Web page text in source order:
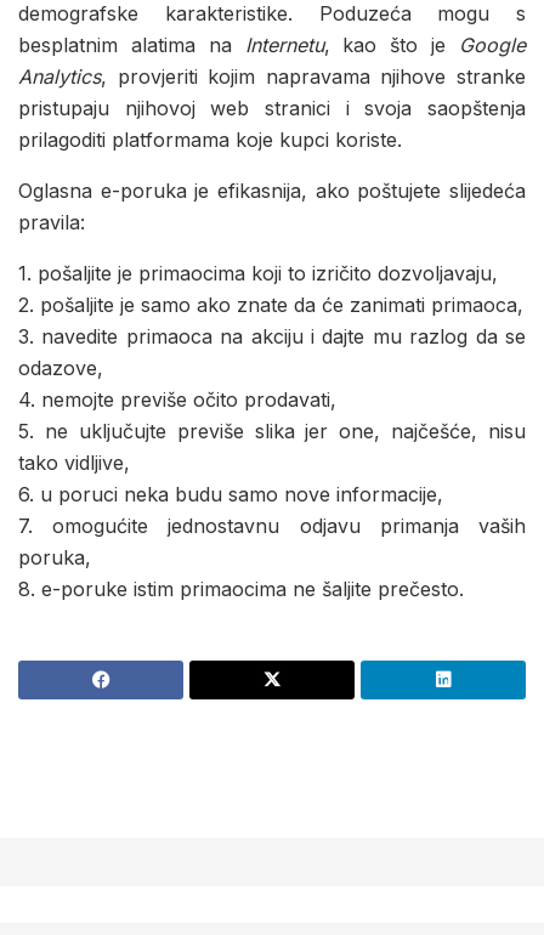
demografske karakteristike. Poduzeća mogu s
besplatnim alatima na Internetu, kao što je Google
Analytics, provjeriti kojim napravama njihove stranke
pristupaju njihovoj web stranici i svoja saopštenja
prilagoditi platformama koje kupci koriste.
Oglasna e-poruka je efikasnija, ako poštujete slijedeća
pravila:
1. pošaljite je primaocima koji to izričito dozvoljavaju,
2. pošaljite je samo ako znate da će zanimati primaoca,
3. navedite primaoca na akciju i dajte mu razlog da se
odazove,
4. nemojte previše očito prodavati,
5. ne uključujte previše slika jer one, najčešće, nisu
tako vidljive,
6. u poruci neka budu samo nove informacije,
7. omogućite jednostavnu odjavu primanja vaših
poruka,
8. e-poruke istim primaocima ne šaljite prečesto.